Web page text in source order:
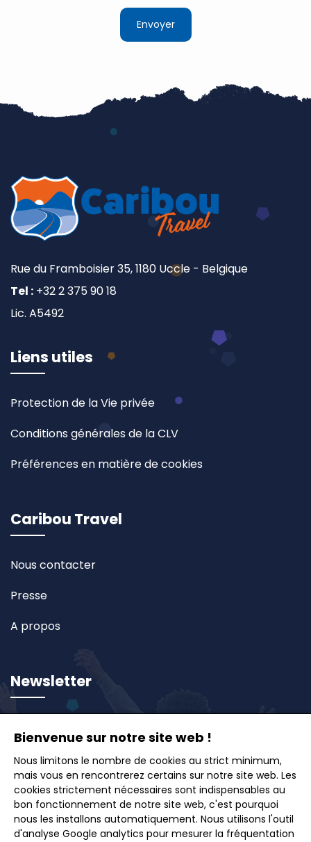
Rue du Framboisier 35, 1180 Uccle - Belgique
Tel : +32 2 375 90 18
Lic. A5492
Liens utiles
Protection de la Vie privée
Conditions générales de la CLV
Préférences en matière de cookies
Caribou Travel
Nous contacter
Presse
A propos
Newsletter
avant-première nos offres exclusives, idées de
voyages et conseils pour des escapades inoubliables.
Bienvenue sur notre site web !
Nous limitons le nombre de cookies au strict minimum,
mais vous en rencontrerez certains sur notre site web. Les
cookies strictement nécessaires sont indispensables au
bon fonctionnement de notre site web, c'est pourquoi
nous les installons automatiquement. Nous utilisons l'outil
d'analyse Google analytics pour mesurer la fréquentation